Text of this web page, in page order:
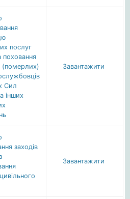
послуг
поховання
(померлих)
Сил
інших
Завантажити
заходів
Завантажити